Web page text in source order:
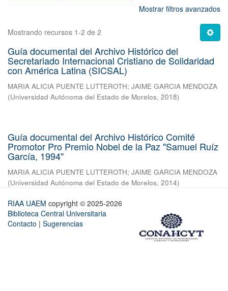
Mostrar filtros avanzados
Mostrando recursos 1-2 de 2
Guía documental del Archivo Histórico del
Secretariado Internacional Cristiano de Solidaridad
con América Latina (SICSAL)
MARIA ALICIA PUENTE LUTTEROTH; JAIME GARCIA MENDOZA
(Universidad Autónoma del Estado de Morelos, 2018)
Guía documental del Archivo Histórico Comité
Promotor Pro Premio Nobel de la Paz "Samuel Ruíz
García, 1994"
MARIA ALICIA PUENTE LUTTEROTH; JAIME GARCIA MENDOZA
(Universidad Autónoma del Estado de Morelos, 2014)
RIAA UAEM copyright © 2025-2026
Biblioteca Central Universitaria
Contacto | Sugerencias